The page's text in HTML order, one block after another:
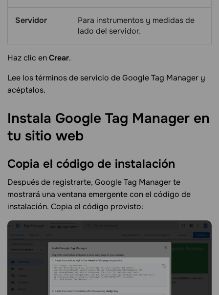
Servidor
Para instrumentos y medidas de
lado del servidor.
Haz clic enCrear.
Lee los términos de servicio de Google Tag Manager y
acéptalos.
Instala Google Tag Manager en
tu sitio web
Copia el código de instalación
Después de registrarte, Google Tag Manager te
mostrará una ventana emergente con el código de
instalación. Copia el código provisto: